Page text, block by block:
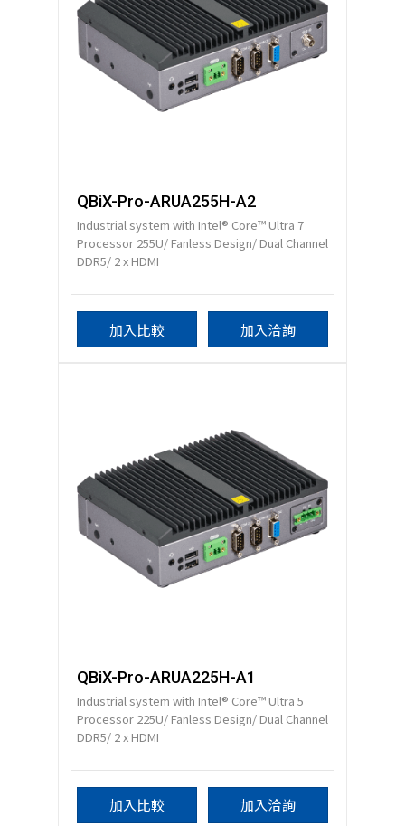
QBiX-Pro-ARUA255H-A2
Industrial system with Intel® Core™ Ultra 7
Processor 255U/ Fanless Design/ Dual Channel
DDR5/ 2 x HDMI
加入比較 加入洽詢
QBiX-Pro-ARUA225H-A1
Industrial system with Intel® Core™ Ultra 5
Processor 225U/ Fanless Design/ Dual Channel
DDR5/ 2 x HDMI
加入比較 加入洽詢